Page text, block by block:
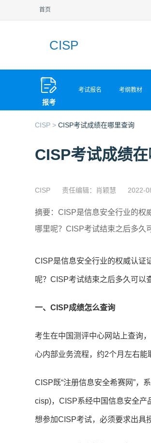
首页
CISP
报考
考试报名 考纲教材
CISP > CISP考试成绩在哪里查询
CISP考试成绩
CISP 责任编辑：肖颖慧 2022-
摘要：CISP是信息安全行业的权
哪里呢？CISP考试结束之后多久
CISP是信息安全行业的权威认证
呢？CISP考试结束之后多久可以
一、CISP成绩怎么查询
考生在中国测评中心网站上查询
心内部业务流程，约2个月左右能
CISP既“注册信息安全希赛网”，
cisp)，CISP系经中国信息安全产
想参加CISP考试，必须要求出具